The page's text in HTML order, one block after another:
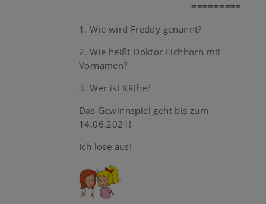
=========
1. Wie wird Freddy genannt?
2. Wie heißt Doktor Eichhorn mit
Vornamen?
3. Wer ist Käthe?
Das Gewinnspiel geht bis zum
14.06.2021!
Ich lose aus!